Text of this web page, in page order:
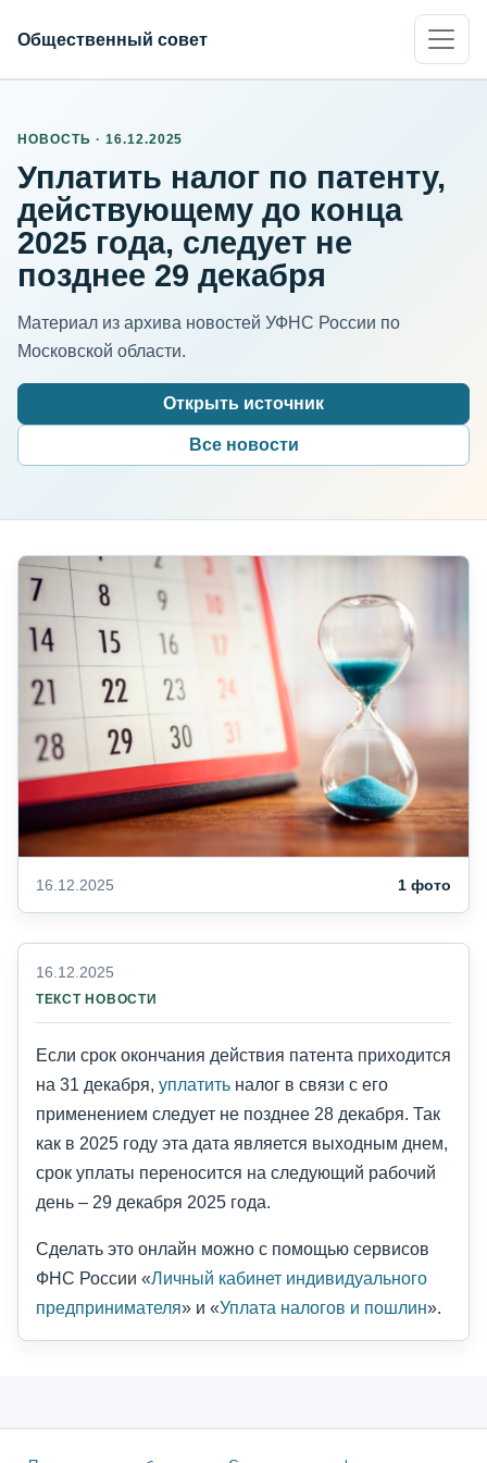
Общественный совет
НОВОСТЬ · 16.12.2025
Уплатить налог по патенту,
действующему до конца
2025 года, следует не
позднее 29 декабря
Материал из архива новостей УФНС России по
Московской области.
Открыть источник
Все новости
16.12.2025 1 фото
16.12.2025
ТЕКСТ НОВОСТИ
Если срок окончания действия патента приходится
на 31 декабря, уплатить налог в связи с его
применением следует не позднее 28 декабря. Так
как в 2025 году эта дата является выходным днем,
срок уплаты переносится на следующий рабочий
день – 29 декабря 2025 года.
Сделать это онлайн можно с помощью сервисов
ФНС России «Личный кабинет индивидуального
предпринимателя» и «Уплата налогов и пошлин».